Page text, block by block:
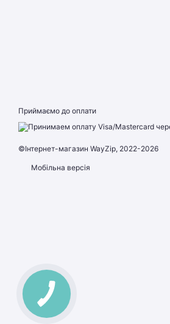
Приймаємо до оплати
©Інтернет-магазин WayZip, 2022-2026
Мобільна версія